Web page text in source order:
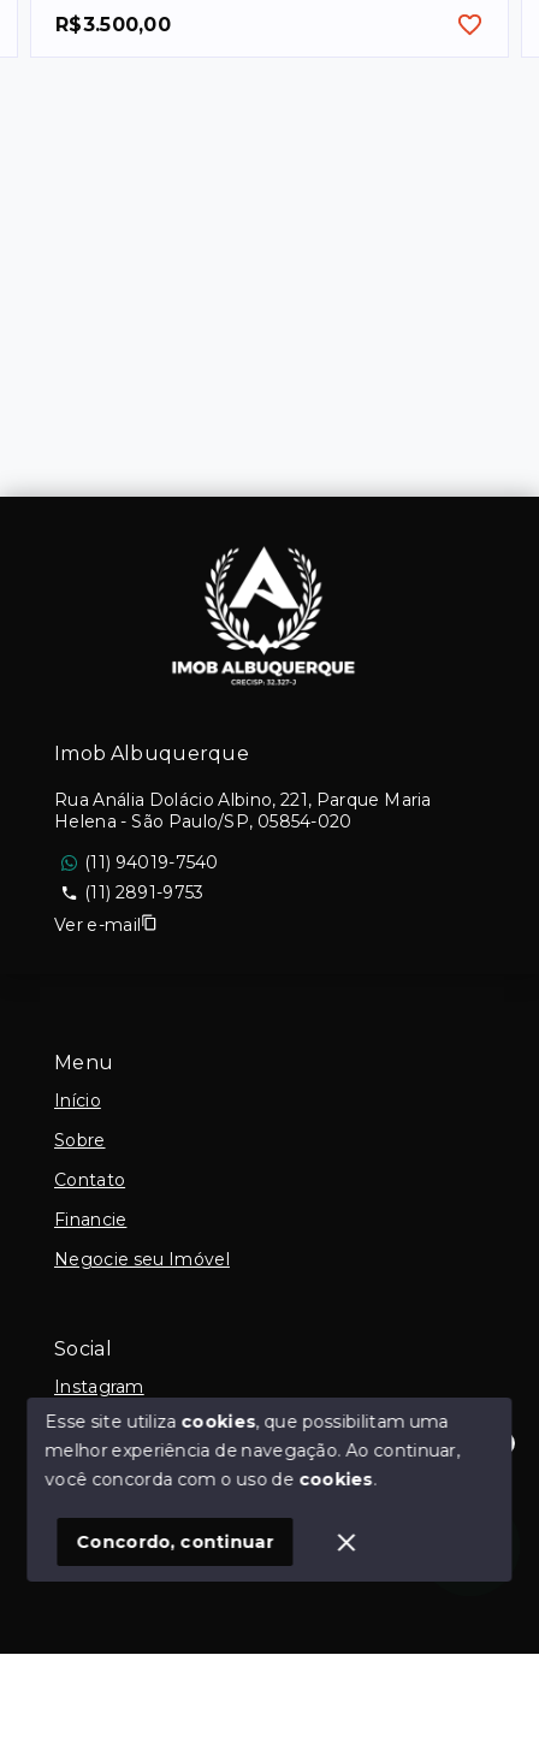
R$3.500,00
Olá! Estamos disponíveis para te ajudar.
Menu
Início
Sobre
Contato
Financie
Negocie seu Imóvel
Social
Instagram
© Copyright 2026 - Imob Albuquerque - Todos os
SITE PARA IMOBILIARIA
Imob Albuquerque
Rua Anália Dolácio Albino, 221, Parque Maria
Helena - São Paulo/SP, 05854-020
(11) 94019-7540
(11) 2891-9753
Ver e-mail
Esse site utiliza cookies, que possibilitam uma
melhor experiência de navegação.Ao continuar,
você concorda com o uso de cookies.
Concordo, continuar